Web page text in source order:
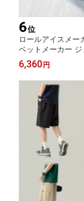
6位
ロールアイスメー
ベットメーカー
プ 簡単操作 自宅
ーティー アイスヨ
6,360円